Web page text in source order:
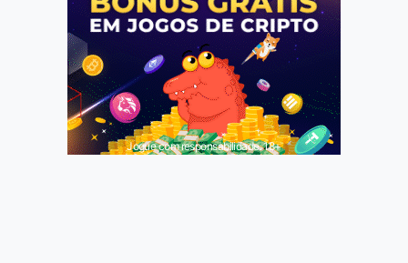
Jogue com responsabilidade. 18+